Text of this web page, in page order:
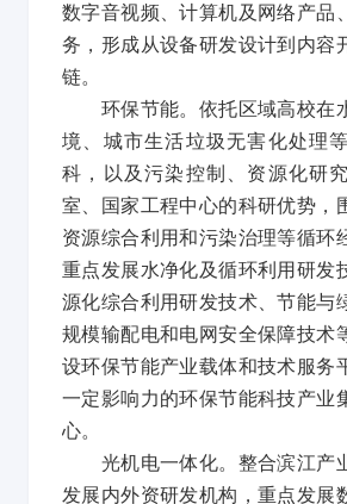
数字音视频、计算机及网络产品
务，形成从设备研发设计到内容
链。
环保节能。依托区域高校在
境、城市生活垃圾无害化处理
科，以及污染控制、资源化研
室、国家工程中心的科研优势，
资源综合利用和污染治理等循环
重点发展水净化及循环利用研发
源化综合利用研发技术、节能与
规模输配电和电网安全保障技术
设环保节能产业载体和技术服务
一定影响力的环保节能科技产业
心。
光机电一体化。整合滨江产
发展内外资研发机构，重点发展